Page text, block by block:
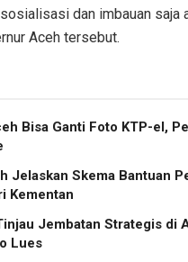
dan imbauan saja
Aceh tersebut.
Bisa Ganti Foto KTP-el,
Jelaskan Skema Bantuan
Kementan
Jembatan Strategis di
Lues